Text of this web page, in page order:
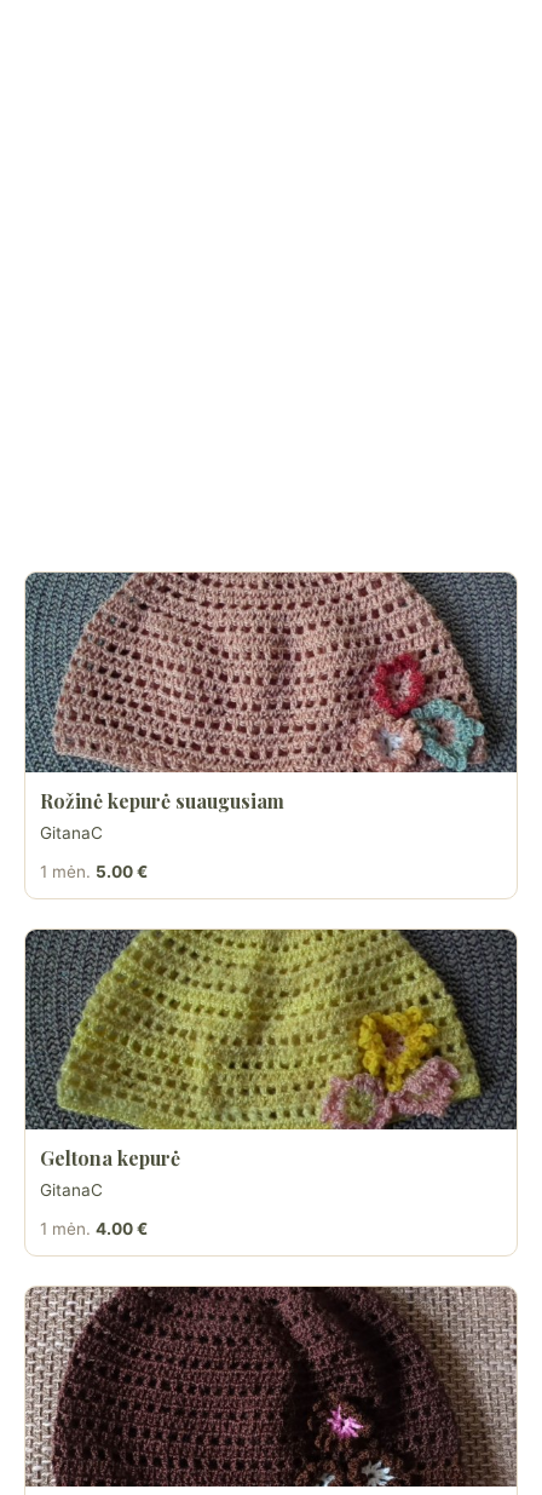
Rožinė kepurė suaugusiam
GitanaC
1 mėn. 5.00 €
Geltona kepurė
GitanaC
1 mėn. 4.00 €